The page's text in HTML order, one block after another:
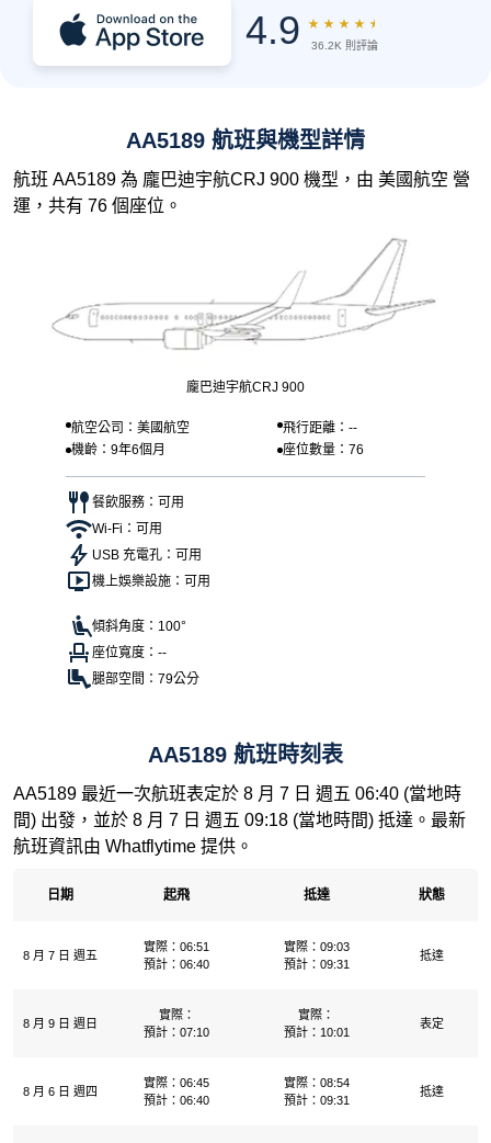
4.9 ★ ★ ★ ★ ★
36.2K 則評論
AA5189 航班與機型詳情
航班 AA5189 為 龐巴迪宇航CRJ 900 機型，由 美國航空 營
運，共有 76 個座位。
龐巴迪宇航CRJ 900
航空公司：美國航空
飛行距離：--
機齡：9年6個月
座位數量：76
餐飲服務：可用
Wi-Fi：可用
USB 充電孔：可用
機上娛樂設施：可用
傾斜角度：100°
座位寬度：--
腿部空間：79公分
AA5189 航班時刻表
AA5189 最近一次航班表定於 8 月 7 日 週五 06:40 (當地時
間) 出發，並於 8 月 7 日 週五 09:18 (當地時間) 抵達。最新
航班資訊由 Whatflytime 提供。
日期 起飛 抵達 狀態
8 月 7 日 週五
實際：06:51
預計：06:40
實際：09:03
預計：09:31
抵達
8 月 9 日 週日
實際：
預計：07:10
實際：
預計：10:01
表定
8 月 6 日 週四
實際：06:45
預計：06:40
實際：08:54
預計：09:31
抵達